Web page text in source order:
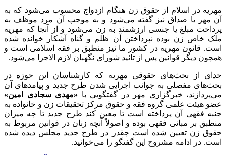
مهریه در اسلام از حقوق زن هنگام ازدواج محسوب می‌شود که به
آن مهر یا صداق نیز گفته می‌شود و به موجب آن مرد موظف به
پرداخت مبلغ یا جنسی ارزشمند به زن می‌شود و از آنجا که مهریه
ملک خاص زن بوده نپرداختن آن ظلم و گناه آشکار خوانده شده
است. قانون مهریه در کشور ما نیز منطبق بر فقه اسلامی است و
همچون دیگر قوانین پس از تائید شورای نگهبان لازم الاجرا می‌شود.
جدای از بحث‌های حقوقی مهریه که کارشناسان این حوزه در
بحث‌های مفصلی به جوانب اجرایی شدن طرح جدید و پیامدهای آن
می‌پردازند، خبرگزاری مهر در گفتگویی با «مهدی سجادی امین»
عضو هیئت علمی گروه فقه و حقوق مرکز تحقیقات زن و خانواده به
جنبه فقهی آن پرداخته است تا معین کند طرح جدید تا چه میزان
منطبق بر مبانی فقهی بوده و اصولاً آنچه زنان در قوانین مربوط به
حقوق زن تعیین شده است چقدر در طرح جدید مجلس دیده شده
است. در ادامه مشروح این گفتگو را می‌خوانید.